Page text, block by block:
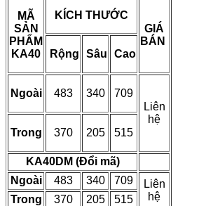
MÃ
SẢN
PHẨM
KA40
KÍCH THƯỚC
GIÁ
BÁN
Rộng
Sâu Cao
Ngoài 483 340
709
Liên
hệ
Trong
370 205 515
KA40DM (Đổi mã)
Ngoài
483 340 709
Liên
hệ
Trong 370 205 515